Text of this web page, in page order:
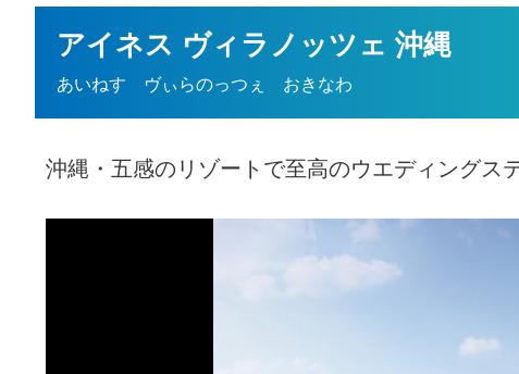
アイネス ヴィラノッツェ 沖縄
あいねす ヴぃらのっつぇ おきなわ
沖縄・五感のリゾートで至高のウエディングス